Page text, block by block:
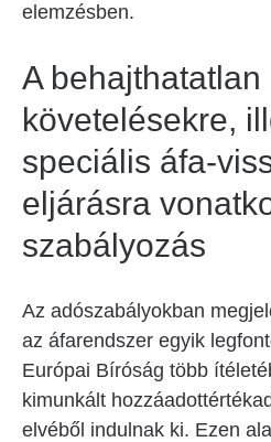
elemzésben.
A behajthatatlan
követelésekre,
speciális áfa-
eljárásra
szabályozás
Az adószabályokban
az áfarendszer egyik
Európai Bíróság több
kimunkált
elvéből indulnak ki. Ezen